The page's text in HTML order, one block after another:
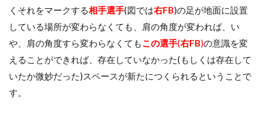
くそれをマークする相手選手(図では右FB)の足が地面に設置
している場所が変わらなくても、肩の角度が変われば、い
や、肩の角度すら変わらなくてもこの選手(右FB)の意識を変
えることができれば、存在していなかった(もしくは存在して
いたか微妙だった)スペースが新たにつくられるということで
す。